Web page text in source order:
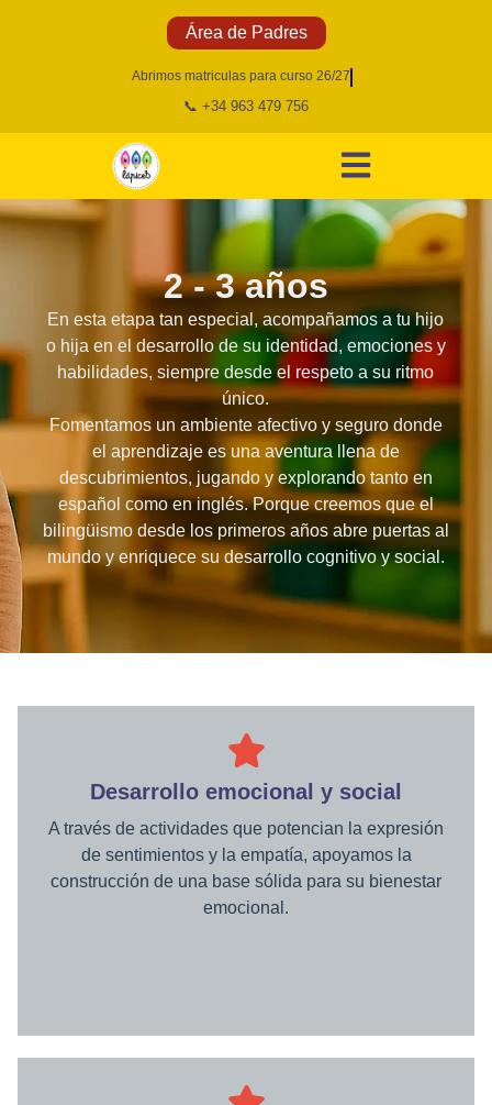
Área de Padres
Abrimos matriculas para curso 26/27
📞 +34 963 479 756
2 - 3 años
En esta etapa tan especial, acompañamos a tu hijo
o hija en el desarrollo de su identidad, emociones y
habilidades, siempre desde el respeto a su ritmo
único.
Fomentamos un ambiente afectivo y seguro donde
el aprendizaje es una aventura llena de
descubrimientos, jugando y explorando tanto en
español como en inglés. Porque creemos que el
bilingüismo desde los primeros años abre puertas al
mundo y enriquece su desarrollo cognitivo y social.
Desarrollo emocional y social
A través de actividades que potencian la expresión
de sentimientos y la empatía, apoyamos la
construcción de una base sólida para su bienestar
emocional.